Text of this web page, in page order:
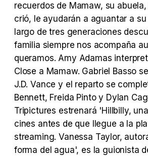
recuerdos de Mamaw, su
crió, le ayudarán a aguantar a su
largo de tres generaciones
familia siempre nos acompaña
queramos. Amy Adamas
Close a Mamaw. Gabriel Basso
J.D. Vance y el reparto se
Bennett, Freida Pinto y Dylan
Tripictures estrenará 'Hillbilly,
cines antes de que llegue a la
streaming. Vanessa Taylor,
forma del agua', es la guionista